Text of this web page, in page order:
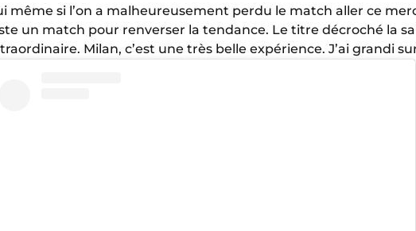
même si l’on a malheureusement perdu le match aller ce
un match pour renverser la tendance. Le titre décroché la
Milan, c’est une très belle expérience. J’ai grandi